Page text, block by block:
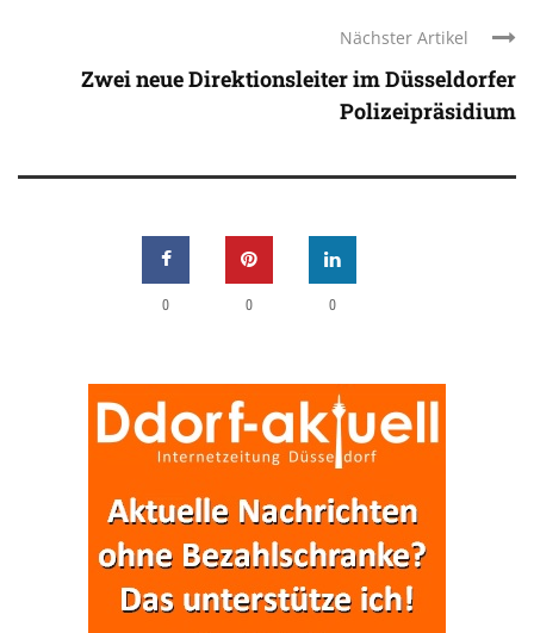
Nächster Artikel
Zwei neue Direktionsleiter im Düsseldorfer
Polizeipräsidium
0 0 0